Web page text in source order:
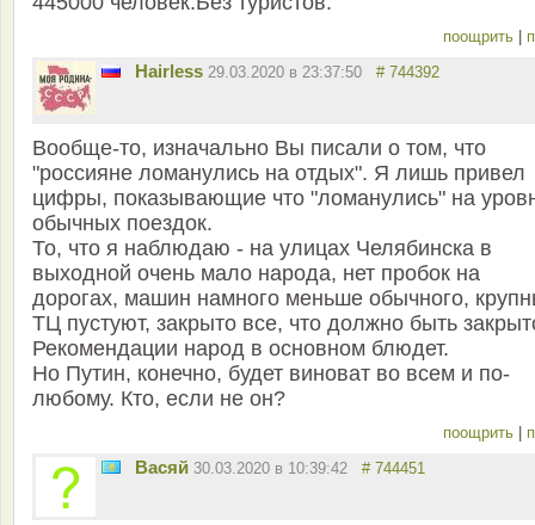
поощрить
Hairless 29.03.2020 в 23:37:50 # 744392
Вообще-то, изначально Вы писали о том, что
"россияне ломанулись на отдых". Я лишь привел
цифры, показывающие что "ломанулись" на
обычных поездок.
То, что я наблюдаю - на улицах Челябинска в
выходной очень мало народа, нет пробок на
дорогах, машин намного меньше обычного,
ТЦ пустуют, закрыто все, что должно быть
Рекомендации народ в основном блюдет.
Но Путин, конечно, будет виноват во всем и по-
любому. Кто, если не он?
поощрить
Васяй 30.03.2020 в 10:39:42 # 744451